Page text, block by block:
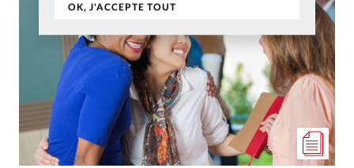
OK, J'ACCEPTE TOUT